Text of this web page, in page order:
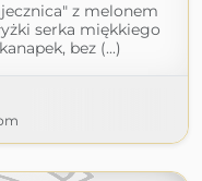
z melonem
serka miękkiego
bez (...)